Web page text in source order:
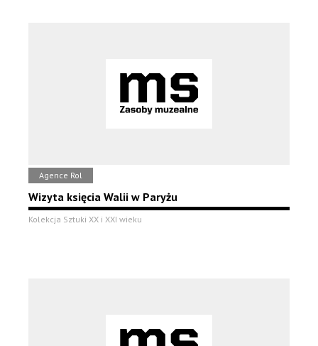
Agence Rol
Wizyta księcia Walii w Paryżu
Kolekcja Sztuki XX i XXI wieku